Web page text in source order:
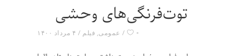
توت‌فرنگی‌های وحشی
۴ مرداد ۱۴۰۰ عمومی, فیلم ۰